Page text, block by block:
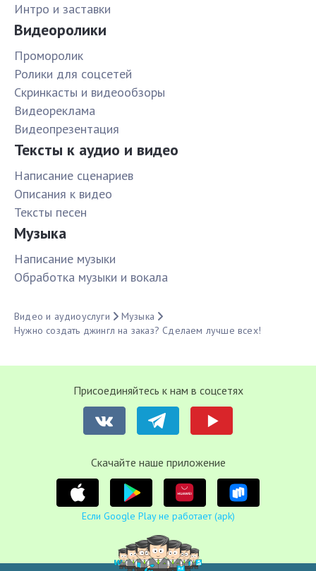
Интро и заставки
Видеоролики
Проморолик
Ролики для соцсетей
Скринкасты и видеообзоры
Видеореклама
Видеопрезентация
Тексты к аудио и видео
Написание сценариев
Описания к видео
Тексты песен
Музыка
Написание музыки
Обработка музыки и вокала
Видео и аудиоуслуги
Музыка
Нужно создать джингл на заказ? Сделаем лучше всех!
Присоединяйтесь к нам в соцсетях
Cкачайте наше приложение
Если Google Play не работает (apk)